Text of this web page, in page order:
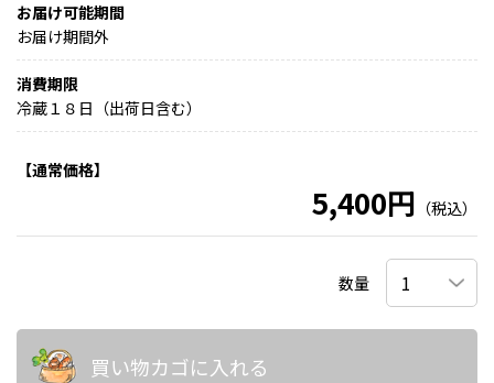
お届け可能期間
お届け期間外
消費期限
冷蔵１８日（出荷日含む）
【通常価格】
5,400円 （税込）
数量
買い物カゴに入れる